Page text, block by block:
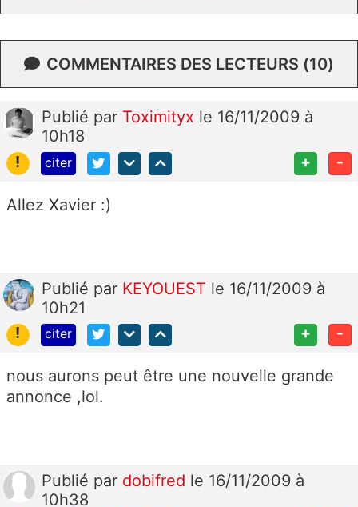
COMMENTAIRES DES LECTEURS (10)
Publié par Toximityx le 16/11/2009 à
10h18
!
citer + -
Allez Xavier :)
Publié par KEYOUEST le 16/11/2009 à
10h21
!
citer + -
nous aurons peut être une nouvelle grande
annonce ,lol.
Publié par dobifred le 16/11/2009 à
10h38